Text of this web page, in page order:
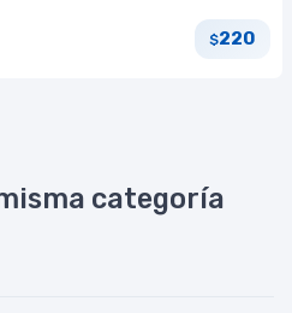
$220
categoría